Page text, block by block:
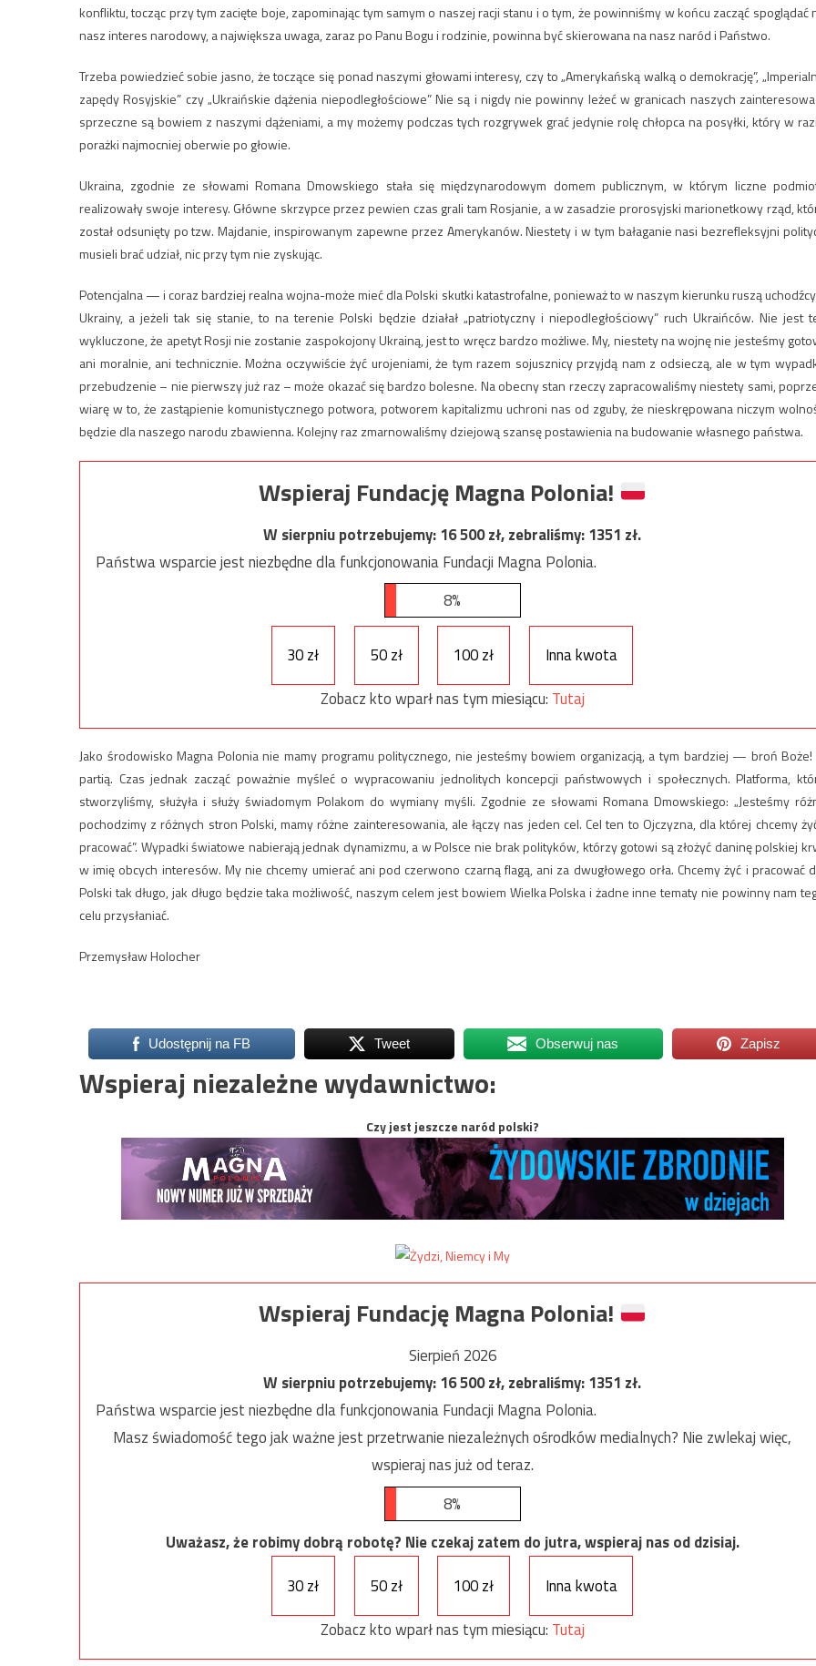
konfliktu, tocząc przy tym zacięte boje, zapominając tym samym o naszej racji stanu i o tym, że powinniśmy w końcu zacząć spoglądać
nasz interes narodowy, a największa uwaga, zaraz po Panu Bogu i rodzinie, powinna być skierowana na nasz naród i Państwo.
Trzeba powiedzieć sobie jasno, że toczące się ponad naszymi głowami interesy, czy to „Amerykańską walką o demokrację”,
zapędy Rosyjskie” czy „Ukraińskie dążenia niepodległościowe” Nie są i nigdy nie powinny leżeć w granicach naszych
sprzeczne są bowiem z naszymi dążeniami, a my możemy podczas tych rozgrywek grać jedynie rolę chłopca na posyłki, który w
porażki najmocniej oberwie po głowie.
Ukraina, zgodnie ze słowami Romana Dmowskiego stała się międzynarodowym domem publicznym, w którym liczne
realizowały swoje interesy. Główne skrzypce przez pewien czas grali tam Rosjanie, a w zasadzie prorosyjski marionetkowy rząd,
został odsunięty po tzw. Majdanie, inspirowanym zapewne przez Amerykanów. Niestety i w tym bałaganie nasi bezrefleksyjni
musieli brać udział, nic przy tym nie zyskując.
Potencjalna — i coraz bardziej realnawojna-możemieć dla Polski skutki katastrofalne, ponieważ to w naszym kierunku ruszą
Ukrainy, a jeżeli tak się stanie, to na terenie Polski będzie działał „patriotyczny i niepodległościowy” ruch Ukraińców. Nie jest
wykluczone, że apetyt Rosji nie zostanie zaspokojony Ukrainą, jest to wręcz bardzo możliwe. My, niestety na wojnę nie jesteśmy
ani moralnie, ani technicznie. Można oczywiście żyć urojeniami, że tym razem sojusznicy przyjdą nam z odsieczą, ale w tym
przebudzenie – nie pierwszy już raz – może okazać się bardzo bolesne. Na obecny stan rzeczy zapracowaliśmy niestety sami,
wiarę w to, że zastąpienie komunistycznego potwora, potworem kapitalizmu uchroni nas od zguby, że nieskrępowana niczym
będzie dla naszego narodu zbawienna. Kolejny raz zmarnowaliśmy dziejową szansę postawienia na budowanie własnego państwa.
Wspieraj Fundację Magna Polonia!
W sierpniu potrzebujemy:16 500zł, zebraliśmy:1351 zł.
Państwa wsparcie jest niezbędne dla funkcjonowania Fundacji Magna Polonia.
8%
30 zł 50 zł 100 zł
Inna kwota
Zobacz kto wparł nas tym miesiącu: Tutaj
Jako środowisko Magna Polonia nie mamy programu politycznego, nie jesteśmy bowiem organizacją, a tym bardziej — broń
partią. Czas jednak zacząć poważnie myśleć o wypracowaniu jednolitych koncepcji państwowych i społecznych. Platforma,
stworzyliśmy, służyła i służy świadomym Polakom do wymiany myśli. Zgodnie ze słowami Romana Dmowskiego: „Jesteśmy
pochodzimy z różnych stron Polski, mamy różne zainteresowania, ale łączy nas jeden cel. Cel ten to Ojczyzna, dla której chcemy
pracować”. Wypadki światowe nabierają jednak dynamizmu, a w Polsce nie brak polityków, którzy gotowi są złożyć daninę polskiej
w imię obcych interesów. My nie chcemy umierać ani pod czerwono czarną flagą, ani za dwugłowego orła. Chcemy żyć i pracować
Polski tak długo, jak długo będzie taka możliwość, naszym celem jest bowiem Wielka Polska i żadne inne tematy nie powinny nam
celu przysłaniać.
Przemysław Holocher
Udostępnij na FB Tweet Obserwuj nas Zapisz
Wspieraj niezależne wydawnictwo:
Czy jest jeszcze naród polski?
Wspieraj Fundację Magna Polonia!
Sierpień 2026
W sierpniu potrzebujemy:16 500zł, zebraliśmy:1351 zł.
Państwa wsparcie jest niezbędne dla funkcjonowania Fundacji Magna Polonia.
Masz świadomość tego jak ważne jest przetrwanie niezależnych ośrodków medialnych? Nie zwlekaj więc,
wspieraj nas już od teraz.
8%
Uważasz, że robimy dobrą robotę? Nie czekaj zatem do jutra, wspieraj nas od dzisiaj.
30 zł
50 zł 100 zł
Inna kwota
Zobacz kto wparł nas tym miesiącu: Tutaj